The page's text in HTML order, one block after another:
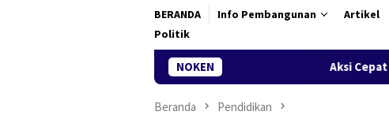
BERANDA Info Pembangunan Artikel
Politik
NOKEN
Aksi Cepat DLH Merauke Atasi
Beranda Pendidikan